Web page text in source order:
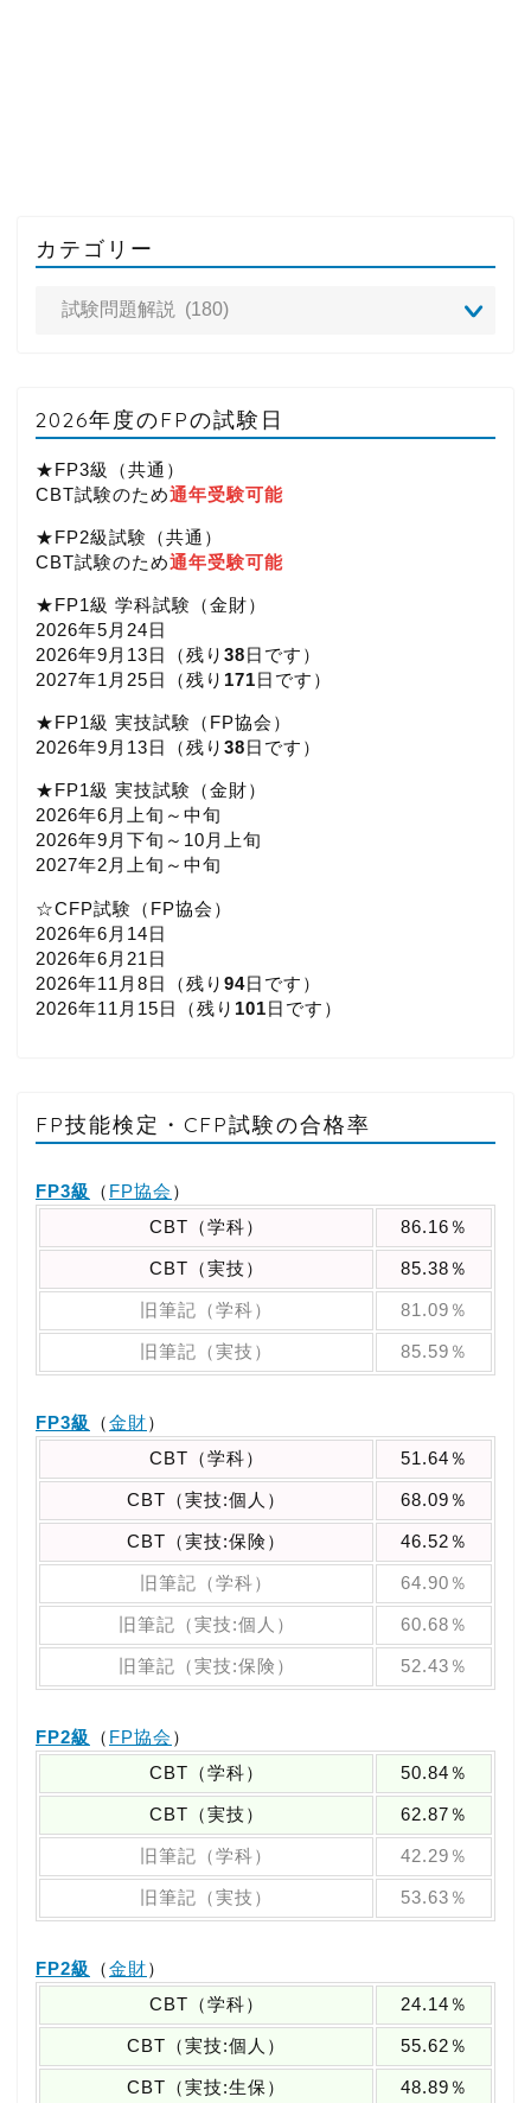
カテゴリー
2026年度のFPの試験日
★FP3級（共通）
CBT試験のため通年受験可能
★FP2級試験（共通）
CBT試験のため通年受験可能
★FP1級 学科試験（金財）
2026年5月24日
2026年9月13日（残り 38日です）
2027年1月25日（残り 171日です）
★FP1級 実技試験（FP協会）
2026年9月13日（残り 38日です）
★FP1級 実技試験（金財）
2026年6月上旬～中旬
2026年9月下旬～10月上旬
2027年2月上旬～中旬
☆CFP試験（FP協会）
2026年6月14日
2026年6月21日
2026年11月8日（残り 94日です）
2026年11月15日（残り 101日です）
FP技能検定・CFP試験の合格率
FP3級 （ FP協会 ）
CBT（学科）
86.16％
CBT（実技） 85.38％
旧筆記（学科） 81.09％
旧筆記（実技） 85.59％
FP3級 （金財）
CBT（学科）
51.64％
CBT（実技:個人） 68.09％
CBT（実技:保険） 46.52％
旧筆記（学科） 64.90％
旧筆記（実技:個人） 60.68％
旧筆記（実技:保険） 52.43％
FP2級 （ FP協会 ）
CBT（学科）
50.84％
CBT（実技） 62.87％
旧筆記（学科） 42.29％
旧筆記（実技） 53.63％
FP2級 （金財）
CBT（学科）
24.14％
CBT（実技:個人） 55.62％
CBT（実技:生保） 48.89％